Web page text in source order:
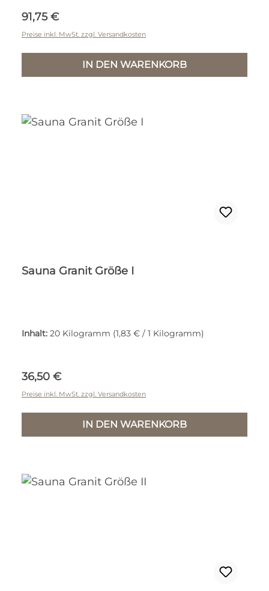
Regulärer Preis:
91,75 €
Preise inkl. MwSt. zzgl. Versandkosten
IN DEN WARENKORB
Sauna Granit Größe I
Inhalt: 20 Kilogramm (1,83 € / 1 Kilogramm)
Regulärer Preis:
36,50 €
Preise inkl. MwSt. zzgl. Versandkosten
IN DEN WARENKORB